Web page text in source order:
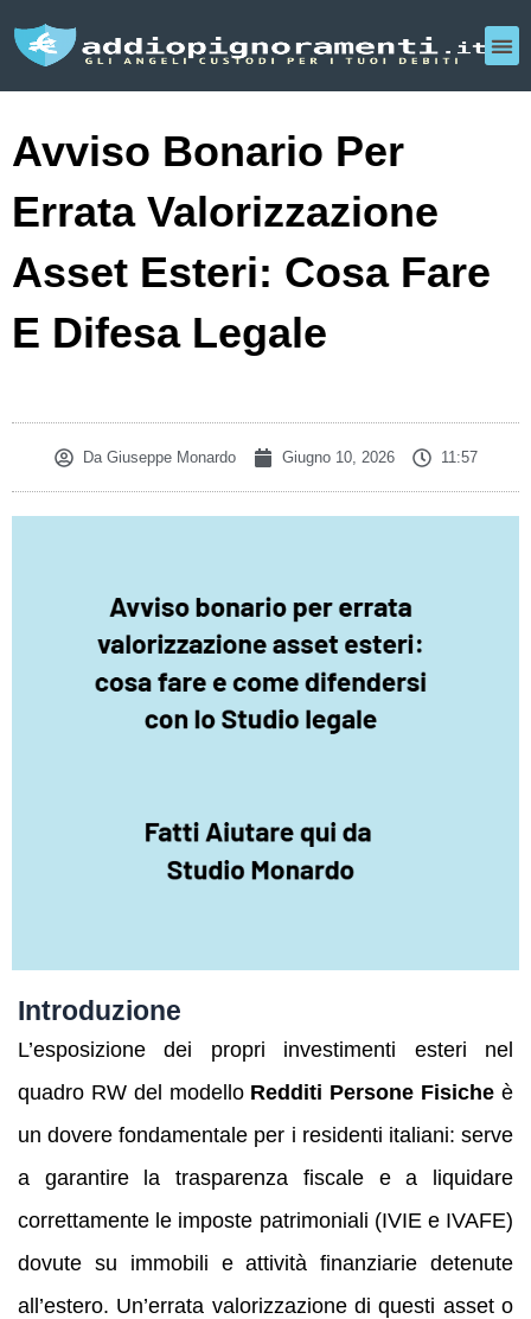
Avviso Bonario Per
Errata Valorizzazione
Asset Esteri: Cosa Fare
E Difesa Legale
DaGiuseppe Monardo Giugno 10, 2026 11:57
Introduzione
L’esposizione dei propri investimenti esteri nel
quadro RW del modello Redditi Persone Fisiche è
un dovere fondamentale per i residenti italiani: serve
a garantire la trasparenza fiscale e a liquidare
correttamente le imposte patrimoniali (IVIE e IVAFE)
dovute su immobili e attività finanziarie detenute
all’estero. Un’errata valorizzazione di questi asset o